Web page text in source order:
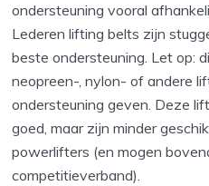
ondersteuning vooral
Lederen lifting belts zijn
beste ondersteuning. Let op:
neopreen-, nylon- of andere
ondersteuning geven. Deze
goed, maar zijn minder
powerlifters (en mogen
competitieverband).